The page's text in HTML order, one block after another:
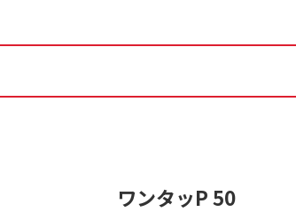
ワンタッP 50